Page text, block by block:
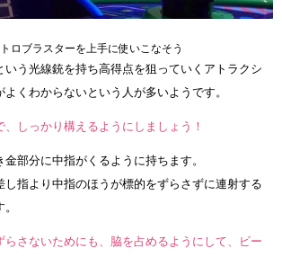
ロブラスターを上手に使いこなそう
いう光線銃を持ち高得点を狙っていくアトラクシ
よくわからないという人が多いようです。
しっかり構えるようにしましょう！
部分に中指がくるように持ちます。
し指より中指のほうが標的をずらさずに連射する
らさないためにも、脇を占めるようにして、ビー